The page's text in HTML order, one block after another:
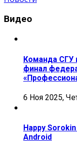
Видео
Команда СГУ
финал
6 Ноя 2025,
Happy
Android